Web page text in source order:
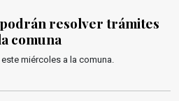
resolver trámites
comuna
miércoles a la comuna.